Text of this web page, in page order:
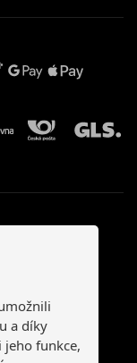
a díky
jeho funkce,